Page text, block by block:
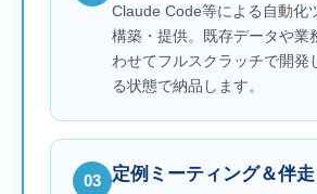
Claude Code等による自動化
構築・提供。既存データや業
わせてフルスクラッチで開発
る状態で納品します。
03 定例ミーティング＆伴走